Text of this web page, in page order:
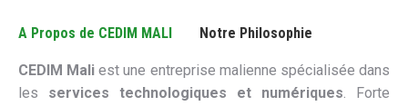
A Propos de CEDIM MALI Notre Philosophie
CEDIM Mali est une entreprise malienne spécialisée dans
les services technologiques et numériques. Forte